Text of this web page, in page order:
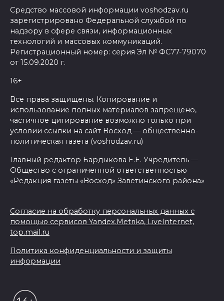
Средство массовой информации voshodzav.ru
зарегистрировано Федеральной службой по
надзору в сфере связи, информационных
технологий и массовых коммуникаций.
Регистрационный номер: серия Эл № ФС77-79070
от 15.09.2020 г.
16+
Все права защищены. Копирование и
использование полных материалов запрещено,
частичное цитирование возможно только при
условии ссылки на сайт Восход — общественно-
политическая газета (voshodzav.ru)
Главный редактор Бардыкова Е.Е. Учредитель —
Общество с ограниченной ответственностью
«Редакция газеты «Восход» Заветинского района»
Согласие на обработку персональных данных с
помощью сервисов Yandex.Metrika, LiveInternet,
top.mail.ru
Политика конфиденциальности и защиты
информации